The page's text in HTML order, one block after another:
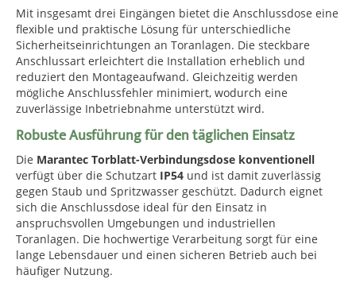
Mit insgesamt drei Eingängen bietet die Anschlussdose eine
flexible und praktische Lösung für unterschiedliche
Sicherheitseinrichtungen an Toranlagen. Die steckbare
Anschlussart erleichtert die Installation erheblich und
reduziert den Montageaufwand. Gleichzeitig werden
mögliche Anschlussfehler minimiert, wodurch eine
zuverlässige Inbetriebnahme unterstützt wird.
Robuste Ausführung für den täglichen Einsatz
Die Marantec Torblatt-Verbindungsdose konventionell
verfügt über die Schutzart IP54 und ist damit zuverlässig
gegen Staub und Spritzwasser geschützt. Dadurch eignet
sich die Anschlussdose ideal für den Einsatz in
anspruchsvollen Umgebungen und industriellen
Toranlagen. Die hochwertige Verarbeitung sorgt für eine
lange Lebensdauer und einen sicheren Betrieb auch bei
häufiger Nutzung.